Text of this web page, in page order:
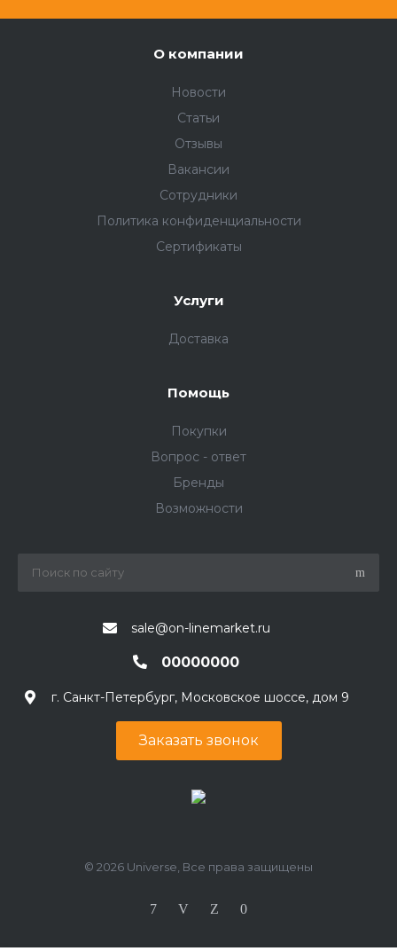
О компании
Новости
Статьи
Отзывы
Вакансии
Сотрудники
Политика конфиденциальности
Сертификаты
Услуги
Доставка
Помощь
Покупки
Вопрос - ответ
Бренды
Возможности
sale@on-linemarket.ru
00000000
г. Санкт-Петербург, Московское шоссе, дом 9
Заказать звонок
© 2026 Universe, Все права защищены